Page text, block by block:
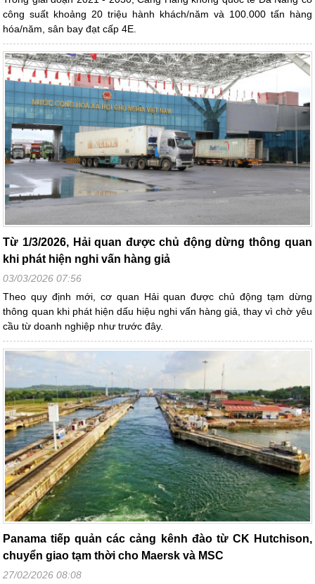
công suất khoảng 20 triệu hành khách/năm và 100.000 tấn hàng
hóa/năm, sân bay đạt cấp 4E.
Từ 1/3/2026, Hải quan được chủ động dừng thông quan
khi phát hiện nghi vấn hàng giả
03/03/2026 07:56
Theo quy định mới, cơ quan Hải quan được chủ động tạm dừng
thông quan khi phát hiện dấu hiệu nghi vấn hàng giả, thay vì chờ yêu
cầu từ doanh nghiệp như trước đây.
Panama tiếp quản các cảng kênh đào từ CK Hutchison,
chuyển giao tạm thời cho Maersk và MSC
27/02/2026 08:08